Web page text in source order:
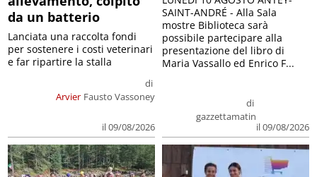
da un batterio
Arvier
di
Fausto Vassoney
il 09/08/2026
Lanciata una raccolta fondi
per sostenere i costi veterinari
e far ripartire la stalla
di
gazzettamatin
il 09/08/2026
SAINT-ANDRÉ - Alla Sala
mostre Biblioteca sarà
possibile partecipare alla
presentazione del libro di
Maria Vassallo ed Enrico F...